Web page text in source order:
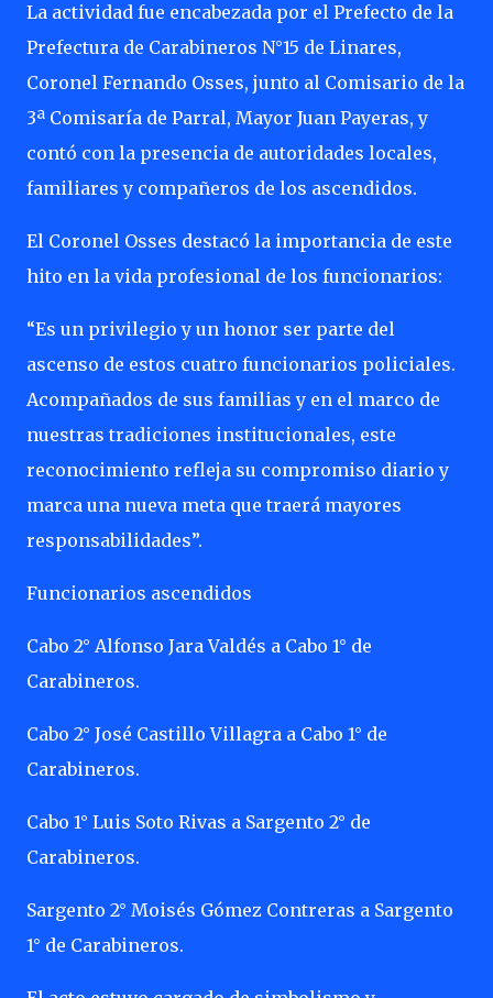
La actividad fue encabezada por el Prefecto de la
Prefectura de Carabineros N°15 de Linares,
Coronel Fernando Osses, junto al Comisario de la
3ª Comisaría de Parral, Mayor Juan Payeras, y
contó con la presencia de autoridades locales,
familiares y compañeros de los ascendidos.
El Coronel Osses destacó la importancia de este
hito en la vida profesional de los funcionarios:
“Es un privilegio y un honor ser parte del
ascenso de estos cuatro funcionarios policiales.
Acompañados de sus familias y en el marco de
nuestras tradiciones institucionales, este
reconocimiento refleja su compromiso diario y
marca una nueva meta que traerá mayores
responsabilidades”.
Funcionarios ascendidos
Cabo 2° Alfonso Jara Valdés a Cabo 1° de
Carabineros.
Cabo 2° José Castillo Villagra a Cabo 1° de
Carabineros.
Cabo 1° Luis Soto Rivas a Sargento 2° de
Carabineros.
Sargento 2° Moisés Gómez Contreras a Sargento
1° de Carabineros.